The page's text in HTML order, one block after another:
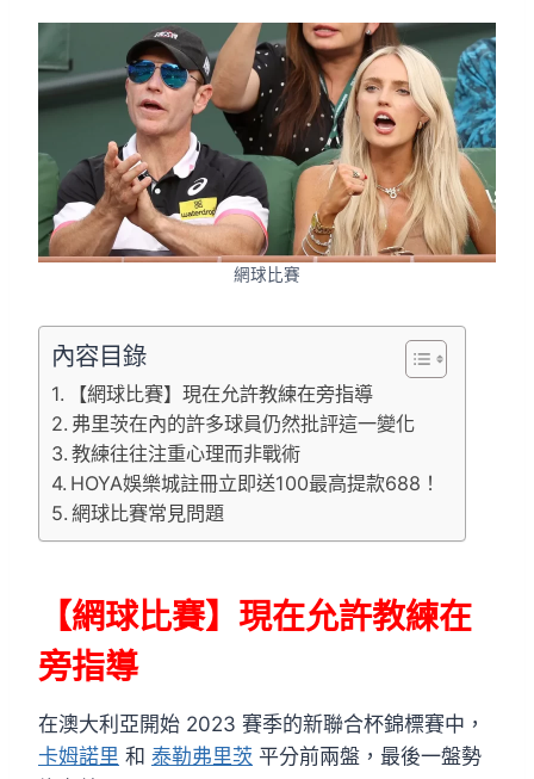
網球比賽
內容目錄
【網球比賽】現在允許教練在旁指導
弗里茨在內的許多球員仍然批評這一變化
教練往往注重心理而非戰術
HOYA娛樂城註冊立即送100最高提款688！
網球比賽常見問題
【網球比賽】現在允許教練在
旁指導
在澳大利亞開始 2023 賽季的新聯合杯錦標賽中，
卡姆諾里 和 泰勒弗里茨 平分前兩盤，最後一盤勢